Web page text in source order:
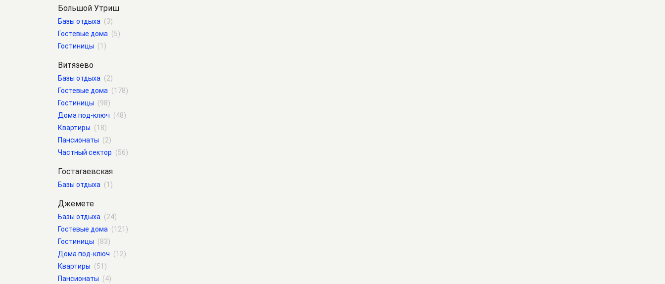
Большой Утриш
Базы отдыха (3)
Гостевые дома (5)
Гостиницы (1)
Витязево
Базы отдыха (2)
Гостевые дома (178)
Гостиницы (98)
Дома под-ключ (48)
Квартиры (18)
Пансионаты (2)
Частный сектор (56)
Гостагаевская
Базы отдыха (1)
Джемете
Базы отдыха (24)
Гостевые дома (121)
Гостиницы (83)
Дома под-ключ (12)
Квартиры (51)
Пансионаты (4)